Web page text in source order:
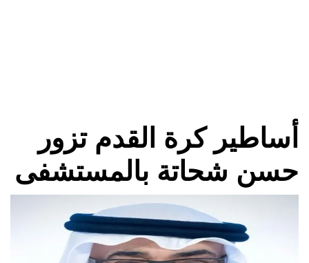
أساطير كرة القدم تزور
حسن شحاتة بالمستشفى